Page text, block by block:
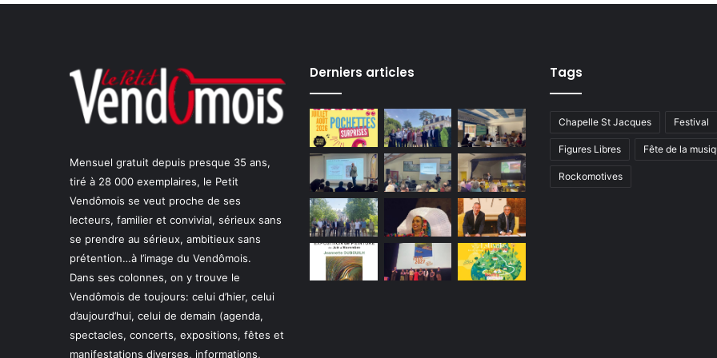
s
c
i
a
t
i
Mensuel gratuit depuis presque 35 ans,
tiré à 28 000 exemplaires, le Petit
Vendômois se veut proche de ses
lecteurs, familier et convivial, sérieux sans
se prendre au sérieux, ambitieux sans
prétention…à l’image du Vendômois.
Dans ses colonnes, on y trouve le
Vendômois de toujours: celui d’hier, celui
d’aujourd’hui, celui de demain (agenda,
spectacles, concerts, expositions, fêtes et
manifestations diverses, informations,
Derniers articles Tags
Chapelle St Jacques Festival
Figures Libres Fête de la
Rockomotives